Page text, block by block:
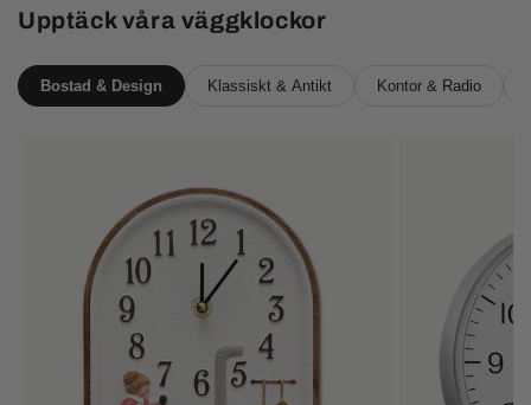
Upptäck våra väggklockor
Bostad & Design Klassiskt & Antikt Kontor & Radio